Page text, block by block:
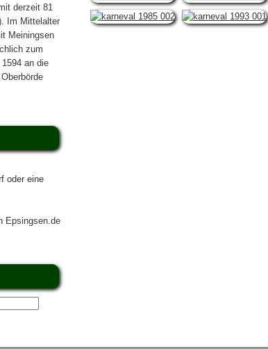
derzeit 81
Im Mittelalter
Meiningsen
zum
an die
oder eine
Epsingsen.de